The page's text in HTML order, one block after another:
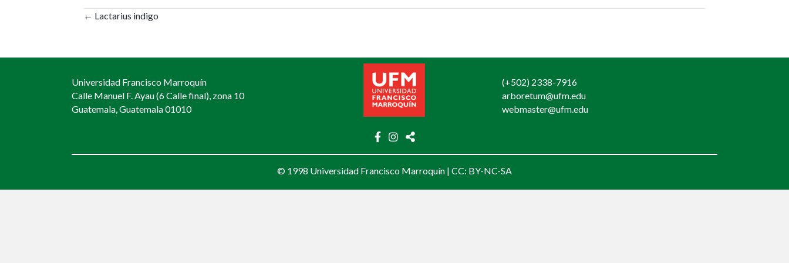
Posts
← Lactarius indigo
Universidad Francisco Marroquín
Calle Manuel F. Ayau (6 Calle final), zona 10
Guatemala, Guatemala 01010
(+502) 2338-7916
arboretum@ufm.edu
webmaster@ufm.edu
© 1998 Universidad Francisco Marroquín | CC: BY-NC-SA